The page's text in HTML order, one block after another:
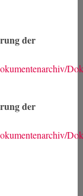
der
der